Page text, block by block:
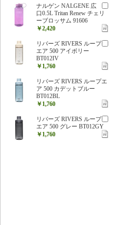
ナルゲン NALGENE 広
口0.5L Tritan Renew チェリ
ーブロッサム 91606
￥2,420
リバーズ RIVERS ループ
エア 500 アイボリー
BT012IV
￥1,760
リバーズ RIVERS ループエ
ア 500 カデットブルー
BT012BL
￥1,760
リバーズ RIVERS ループ
エア 500 グレー BT012GY
￥1,760